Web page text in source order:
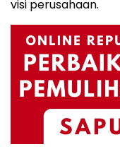
visi perusahaan.